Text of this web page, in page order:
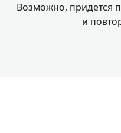
Возможно, придется
и